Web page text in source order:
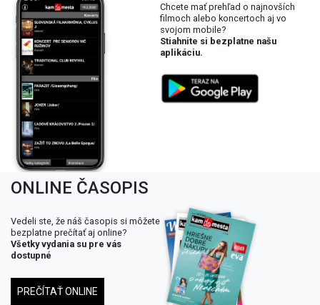
Chcete mať prehľad o najnovších
filmoch alebo koncertoch aj vo
svojom mobile?
Stiahnite si bezplatne našu
aplikáciu.
ONLINE ČASOPIS
Vedeli ste, že náš časopis si môžete
bezplatne prečítať aj online?
Všetky vydania su pre vás
dostupné
PREČÍTAŤ ONLINE